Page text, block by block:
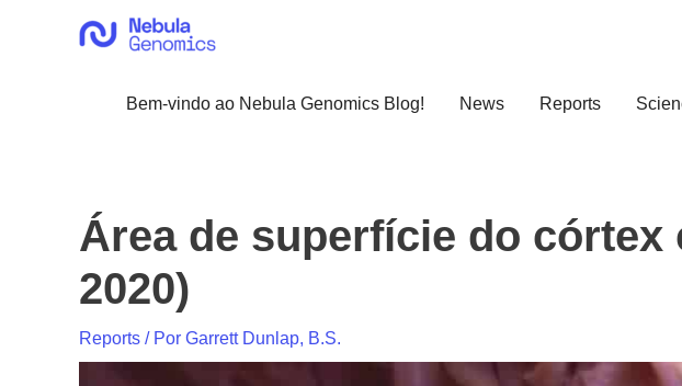
Bem-vindo ao Nebula Genomics Blog!
News Reports
Área de superfície do córtex
2020)
Reports / Por Garrett Dunlap, B.S.